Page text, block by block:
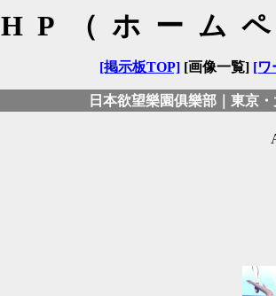
HP（ホーム
[掲示板TOP][画像一覧] [ワ
日本欲望樂園俱樂部｜東京